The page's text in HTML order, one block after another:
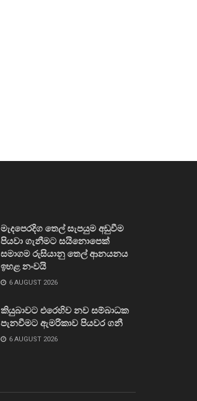
මැදපෙරදිග තෙල් සැපයුම අඩුවීම
පියවා ගැනීමට සයිනොපෙක්
සමාගම රුසියානු තෙල් ආනයනය
ඉහළ නංවයි
6 AUGUST 2026
කියුබාවට එරෙහිව නව සම්බාධක
පැනවීමට ඇමරිකාව පියවර ගනී
6 AUGUST 2026